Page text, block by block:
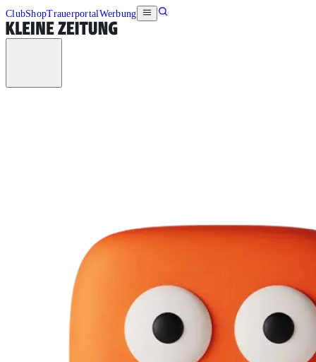
ClubShopTrauerportalWerbung